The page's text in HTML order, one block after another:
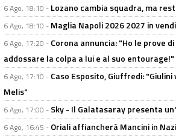
6 Ago, 18:10 - Lozano cambia squadra, ma
6 Ago, 18:10 - Maglia Napoli 2026 2027 in
6 Ago, 17:20 - Corona annuncia: "Ho le prove
addossare la colpa a lui e al suo entourage!"
6 Ago, 17:10 - Caso Esposito, Giuffredi:
Melis"
6 Ago, 17:00 - Sky - Il Galatasaray presenta
6 Ago, 16:45 - Oriali affiancherà Mancini in